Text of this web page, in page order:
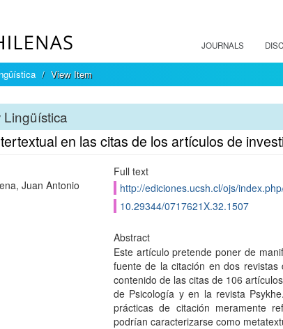
JOURNALS
View Item
Lingüística
en las citas de los artículos de
Juan Antonio
Full text
http://ediciones.ucsh.cl/ojs/
10.29344/0717621X.32.1507
Abstract
Este artículo pretende poner de
fuente de la citación en dos
contenido de las citas de 106
de Psicología y en la revista
prácticas de citación meramente
podrían caracterizarse como